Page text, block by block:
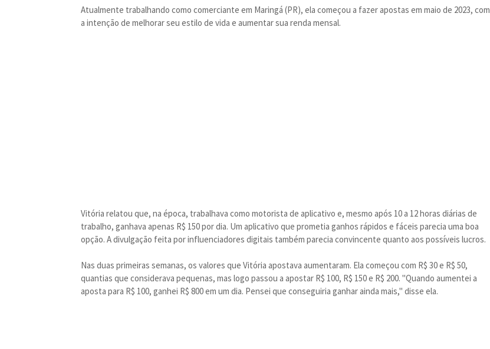
Atualmente trabalhando como comerciante em Maringá (PR), ela começou a fazer apostas em maio de 2023, com
a intenção de melhorar seu estilo de vida e aumentar sua renda mensal.
Vitória relatou que, na época, trabalhava como motorista de aplicativo e, mesmo após 10 a 12 horas diárias de
trabalho, ganhava apenas R$ 150 por dia. Um aplicativo que prometia ganhos rápidos e fáceis parecia uma boa
opção. A divulgação feita por influenciadores digitais também parecia convincente quanto aos possíveis lucros.
Nas duas primeiras semanas, os valores que Vitória apostava aumentaram. Ela começou com R$ 30 e R$ 50,
quantias que considerava pequenas, mas logo passou a apostar R$ 100, R$ 150 e R$ 200. "Quando aumentei a
aposta para R$ 100, ganhei R$ 800 em um dia. Pensei que conseguiria ganhar ainda mais," disse ela.